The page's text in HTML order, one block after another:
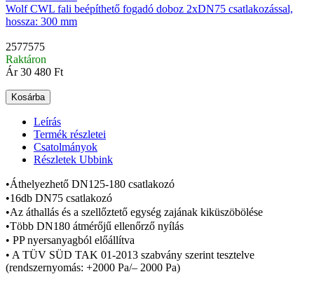
Wolf CWL fali beépíthető fogadó doboz 2xDN75 csatlakozással,
hossza: 300 mm
2577575
Raktáron
Ár 30 480 Ft
Kosárba
Leírás
Termék részletei
Csatolmányok
Részletek Ubbink
•Áthelyezhető DN125-180 csatlakozó
•16db DN75 csatlakozó
•Az áthallás és a szellőztető egység zajának kiküszöbölése
•Több DN180 átmérőjű ellenőrző nyílás
• PP nyersanyagból előállítva
• A TÜV SÜD TAK 01-2013 szabvány szerint tesztelve
(rendszernyomás: +2000 Pa/– 2000 Pa)